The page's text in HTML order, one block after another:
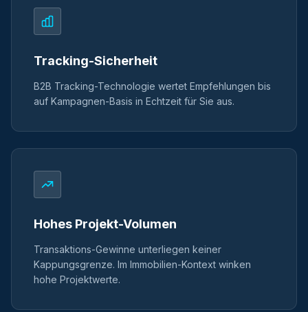
Tracking-Sicherheit
B2B Tracking-Technologie wertet Empfehlungen bis
auf Kampagnen-Basis in Echtzeit für Sie aus.
Hohes Projekt-Volumen
Transaktions-Gewinne unterliegen keiner
Kappungsgrenze. Im Immobilien-Kontext winken
hohe Projektwerte.